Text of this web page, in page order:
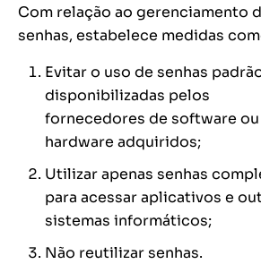
Com relação ao gerenciamento
senhas, estabelece medidas
Evitar o uso de senhas
disponibilizadas pelos
fornecedores de software ou
hardware adquiridos;
Utilizar apenas senhas
para acessar aplicativos e
sistemas informáticos;
Não reutilizar senhas.